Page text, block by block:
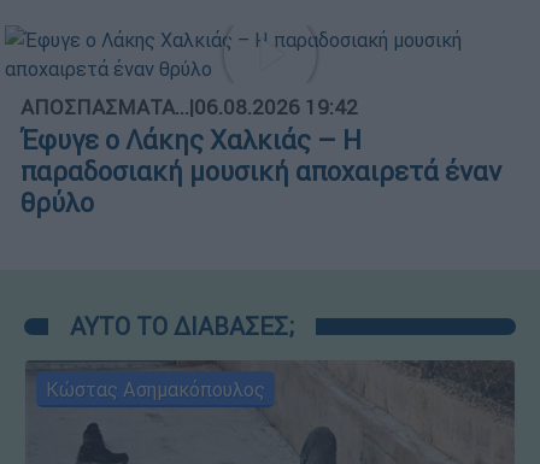
ΑΠΟΣΠΑΣΜΑΤΑ...|06.08.2026 19:42
Έφυγε ο Λάκης Χαλκιάς – Η
παραδοσιακή μουσική αποχαιρετά έναν
θρύλο
ΑΥΤΟ ΤΟ ΔΙΑΒΑΣΕΣ;
Κώστας Ασημακόπουλος